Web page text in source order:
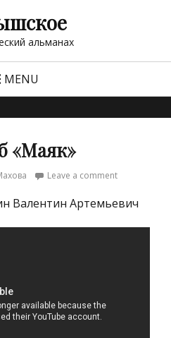
альманах
MENU
«Маяк»
Leave a comment
Валентин Артемьевич